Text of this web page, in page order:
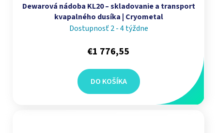
Dewarová nádoba KL20 – skladovanie a transport
kvapalného dusíka | Cryometal
Dostupnosť 2 - 4 týždne
€1 776,55
DO KOŠÍKA